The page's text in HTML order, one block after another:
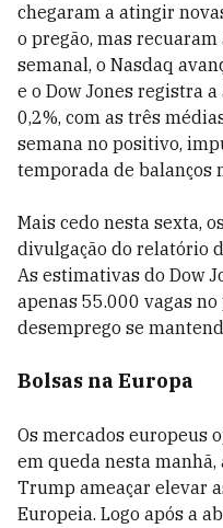
chegaram a atingir
o pregão, mas
semanal, o Nasdaq
e o Dow Jones registra
0,2%, com as três
semana no positivo,
temporada de balanços
Mais cedo nesta sexta,
divulgação do relatório
As estimativas do Dow
apenas 55.000 vagas
desemprego se
Bolsas na Europa
Os mercados europeus
em queda nesta
Trump ameaçar elevar
Europeia. Logo após a